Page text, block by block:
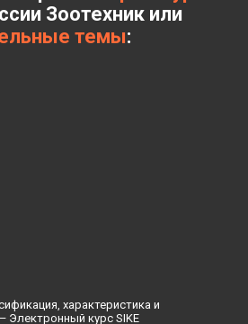
Зоотехник или
темы:
характеристика и
Электронный курс SIKE